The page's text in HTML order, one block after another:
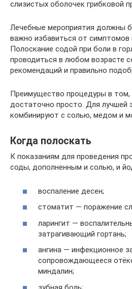
слизистых оболочек грибковой
Лечебные мероприятия должны
важно избавиться от симптомов
Полоскание содой при боли в
проводиться в любом возрасте
рекомендаций и правильно
Преимущество процедуры в том,
достаточно просто. Для лучшей
комбинируют с солью, медом и
Когда полоскать
К показаниям для проведения
соды, дополненным и солью, и
воспаление десен;
стоматит — поражение
ларингит —
затрагивающий гортань;
ангина — инфекционное
сопровождающееся
миндалин;